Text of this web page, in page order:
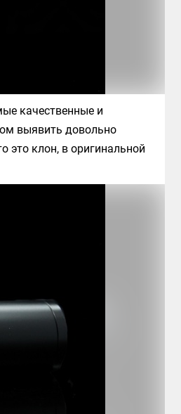
качественные и
выявить довольно
это клон, в оригинальной